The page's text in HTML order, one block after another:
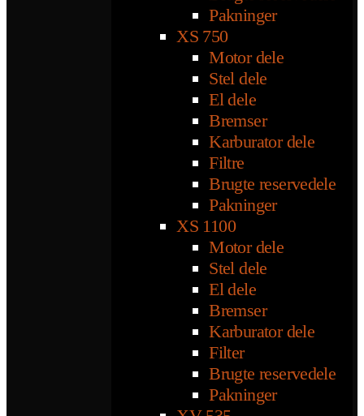
Pakninger
XS 750
Motor dele
Stel dele
El dele
Bremser
Karburator dele
Filtre
Brugte reservedele
Pakninger
XS 1100
Motor dele
Stel dele
El dele
Bremser
Karburator dele
Filter
Brugte reservedele
Pakninger